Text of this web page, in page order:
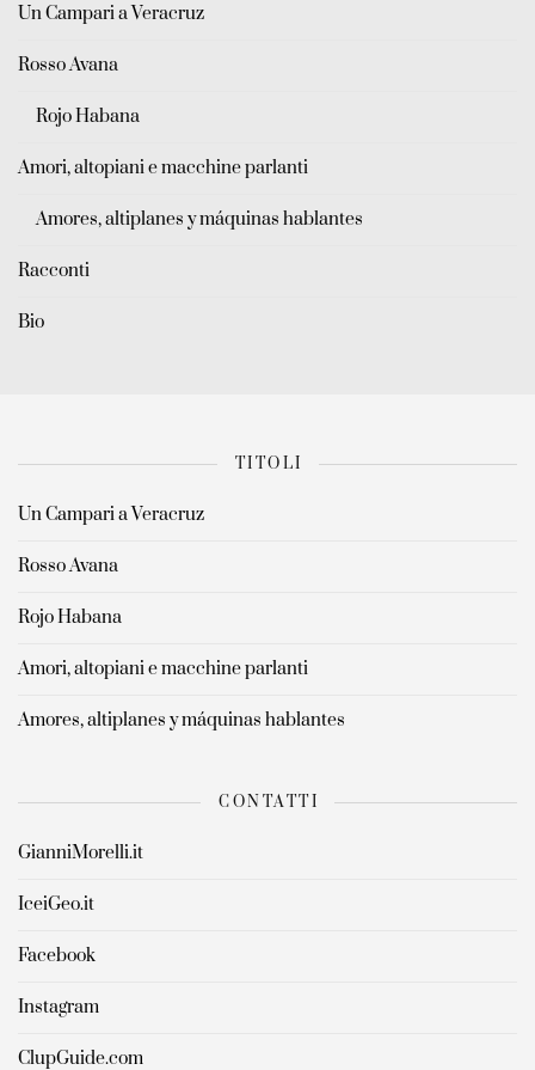
Un Campari a Veracruz
Rosso Avana
Rojo Habana
Amori, altopiani e macchine parlanti
Amores, altiplanes y máquinas hablantes
Racconti
Bio
TITOLI
Un Campari a Veracruz
Rosso Avana
Rojo Habana
Amori, altopiani e macchine parlanti
Amores, altiplanes y máquinas hablantes
CONTATTI
GianniMorelli.it
IceiGeo.it
Facebook
Instagram
ClupGuide.com